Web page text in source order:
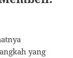
yang